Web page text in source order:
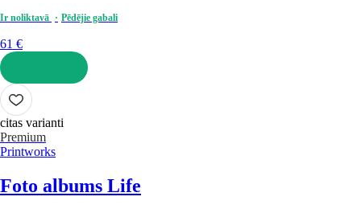
Ir noliktavā Pēdējie gabali
61 €
LIKT GROZĀ
citas varianti
Premium
Printworks
Foto albums Life